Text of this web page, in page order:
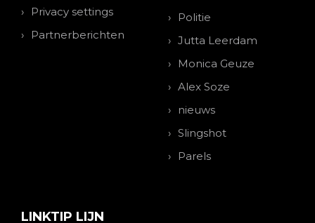
Privacy settings
Partnerberichten
Politie
Jutta Leerdam
Monica Geuze
Alex Soze
nieuws
Slingshot
Parels
LINKTIP LIJN